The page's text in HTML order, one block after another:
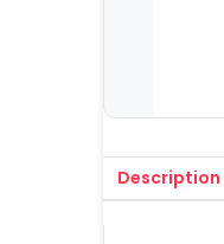
Description